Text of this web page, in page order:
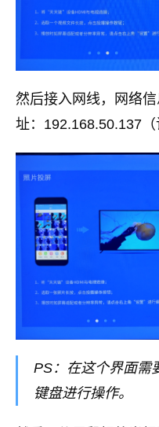
然后接入网线，网络
址：192.168.50.137（
PS：在这个界面需
键盘进行操作。